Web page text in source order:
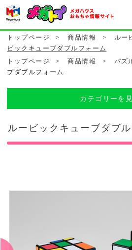
トップページ > 商品情報 > ルー
ビックキューブダブルフォーム
トップページ
> 商品情報 > パズ
ブダブルフォーム
カテゴリーを
ルービックキューブダブ